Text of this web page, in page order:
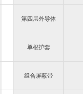
第四层外导体
单根护套
组合屏蔽带